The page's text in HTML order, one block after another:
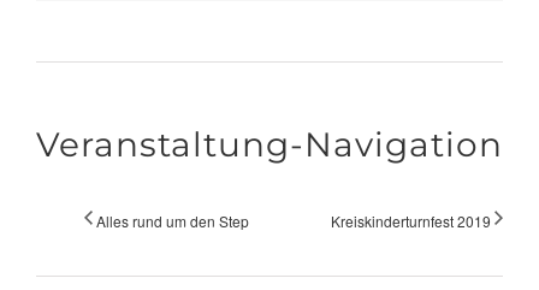
Veranstaltung-Navigation
Alles rund um den Step Kreiskinderturnfest 2019